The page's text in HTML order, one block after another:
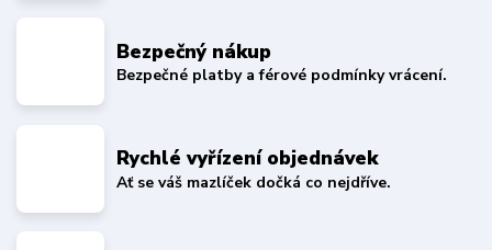
Bezpečný nákup
Bezpečné platby a férové podmínky vrácení.
Rychlé vyřízení objednávek
Ať se váš mazlíček dočká co nejdříve.